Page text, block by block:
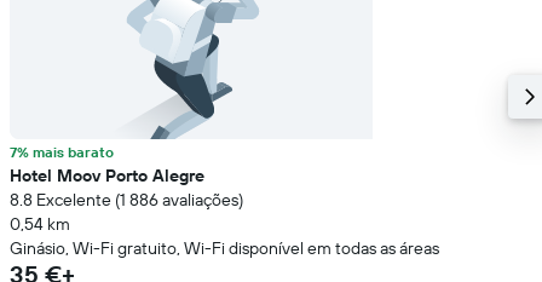
7% mais barato
Hotel Moov Porto Alegre
8.8 Excelente (1 886 avaliações)
0,54 km
Ginásio, Wi-Fi gratuito, Wi-Fi disponível em todas as áreas
35 €+